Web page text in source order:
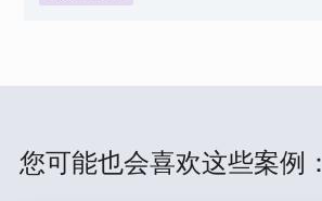
您可能也会喜欢这些案例：